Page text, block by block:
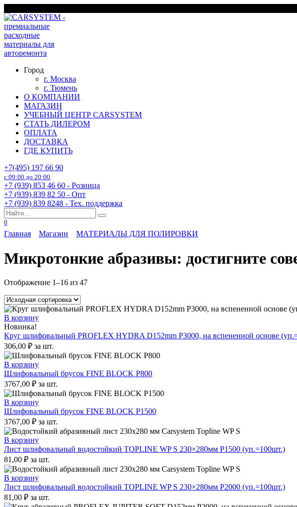
к
содержанию
Город
г. Москва
г. Тюмень
О КОМПАНИИ
МАГАЗИН
УЧЕБНЫЙ ЦЕНТР CARSYSTEM
СТАТЬ ДИЛЕРОМ
ОПЛАТА
ДОСТАВКА
ГДЕ КУПИТЬ
+7(495) 197 66 90
с 09:00 до 20:00
+7 (939) 853 46 60 - Розница
+7 (939) 839 82 50 - Опт
+7 (939) 839 8248 - Тех. поддержка
Search
for:
0
Главная Магазин МАТЕРИАЛЫ ДЛЯ ПОЛИРОВКИ
Микротонкие абразивы: достигните
Отображение 1–16 из 47
В корзину
Новинка!
Круг шлифовальный PROFLEX HYDRA D152mm P3000, на вспененной основе
306,00 ₽ за шт.
В корзину
Шлифовальный брусок FINE BLOCK Р800
3767,00 ₽ за шт.
В корзину
Шлифовальный брусок FINE BLOCK Р1500
3767,00 ₽ за шт.
В корзину
Лист шлифовальный водостойкий TOPLINE WP S 230×280мм P1500 (уп.=100шт.)
81,00 ₽ за шт.
В корзину
Лист шлифовальный водостойкий TOPLINE WP S 230×280мм P2000 (уп.=100шт.)
81,00 ₽ за шт.